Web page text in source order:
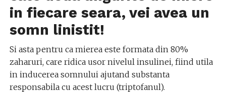
in fiecare seara, vei avea un
somn linistit!
Si asta pentru ca mierea este formata din 80%
zaharuri, care ridica usor nivelul insulinei, fiind utila
in inducerea somnului ajutand substanta
responsabila cu acest lucru (triptofanul).